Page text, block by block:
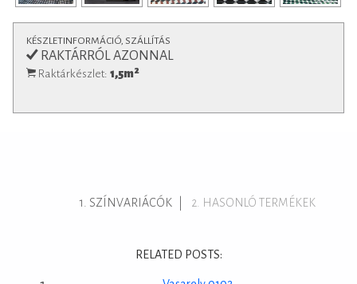
KÉSZLETINFORMÁCIÓ, SZÁLLÍTÁS
RAKTÁRRÓL AZONNAL
Raktárkészlet: 1,5m2
SZÍNVARIÁCÓK HASONLÓ TERMÉKEK
RELATED POSTS: